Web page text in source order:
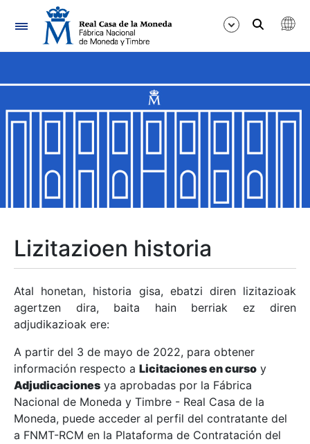
Nabigazioa
Erakutsi/Ezkutatu
Erakutsi/Ezkutatu
Erakutsi/Ezkutatu
Erakutsi/Ezkutatu
Erakutsi/Ezkutatu
Erakutsi/Ezkutatu
Erakutsi/Ezkutatu
Lizitazioen historia
Atal honetan, historia gisa, ebatzi diren lizitazioak
agertzen dira, baita hain berriak ez diren
adjudikazioak ere:
A partir del 3 de mayo de 2022, para obtener
información respecto a Licitaciones en curso y
Adjudicaciones ya aprobadas por la Fábrica
Nacional de Moneda y Timbre - Real Casa de la
Moneda, puede acceder al perfil del contratante del
a FNMT-RCM en la Plataforma de Contratación del